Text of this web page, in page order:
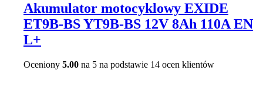
Akumulator motocyklowy EXIDE
ET9B-BS YT9B-BS 12V 8Ah 110A EN
L+
Oceniony 5.00 na 5 na podstawie 14 ocen klientów